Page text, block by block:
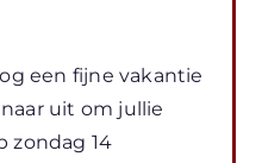
een fijne vakantie
uit om jullie
zondag 14